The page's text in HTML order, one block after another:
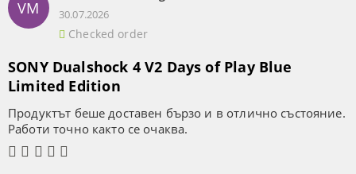
VM 30.07.2026
Checked order
SONY Dualshock 4 V2 Days of Play Blue
Limited Edition
Продуктът беше доставен бързо и в отлично състояние.
Работи точно както се очаква.